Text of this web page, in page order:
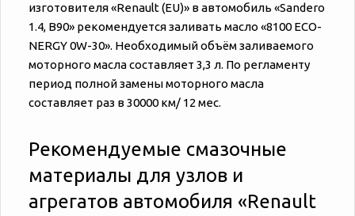
изготовителя «‎‎Renault (EU)» в автомобиль «‎‎Sandero
1.4, B90» рекомендуется заливать масло «8100 ECO-
NERGY 0W-30». Необходимый объём заливаемого
моторного масла составляет 3,3 л. По регламенту
период полной замены моторного масла
составляет раз в 30000 км/ 12 мес.
Рекомендуемые смазочные
материалы для узлов и
агрегатов автомобиля «‎‎Renault